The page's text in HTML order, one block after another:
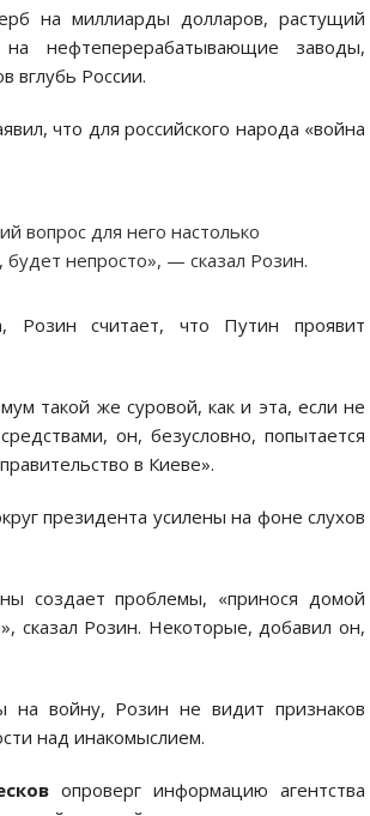
на миллиарды долларов, растущий
нефтеперерабатывающие заводы,
вглубь России.
что для российского народа «война
вопрос для него настолько
непросто», — сказал Розин.
Розин считает, что Путин проявит
такой же суровой, как и эта, если не
он, безусловно, попытается
в Киеве».
президента усилены на фоне слухов
создает проблемы, «принося домой
сказал Розин. Некоторые, добавил он,
на войну, Розин не видит признаков
над инакомыслием.
опроверг информацию агентства